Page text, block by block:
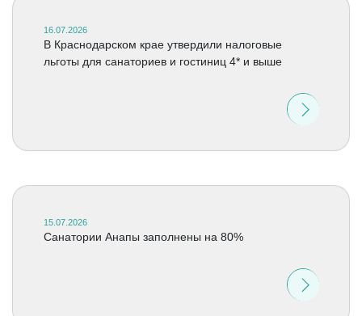
16.07.2026
В Краснодарском крае утвердили налоговые
льготы для санаториев и гостиниц 4* и выше
15.07.2026
Санатории Анапы заполнены на 80%